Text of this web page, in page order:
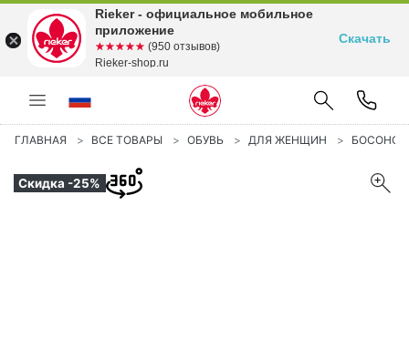
ГЛАВНАЯ ВСЕ ТОВАРЫ ОБУВЬ ДЛЯ ЖЕНЩИН
Скидка -25%
Rieker - официальное мобильное
приложение
☆☆☆☆☆
★★★★★ (950 отзывов)
Rieker-shop.ru
Скачать